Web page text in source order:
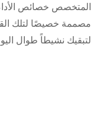
المتخصص خصائص الأداء
مصممة خصيصًا لتلك
لتبقيك نشيطاً طوال